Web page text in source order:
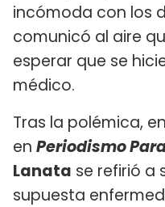
incómoda con los
comunicó al aire
esperar que se
médico.
Tras la polémica,
en Periodismo
Lanata se refirió a
supuesta